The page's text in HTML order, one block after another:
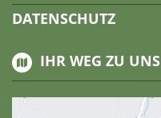
DATENSCHUTZ
IHR WEG ZU UNS